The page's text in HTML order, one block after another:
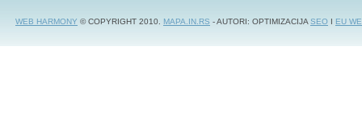
WEB HARMONY © COPYRIGHT 2010. MAPA.IN.RS - AUTORI: OPTIMIZACIJASEO I EU